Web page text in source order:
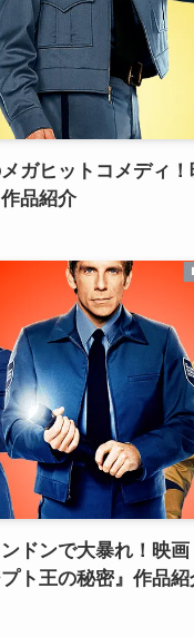
ガヒットコメディ！
品紹介
ドンで大暴れ！映
ト王の秘密』作品紹